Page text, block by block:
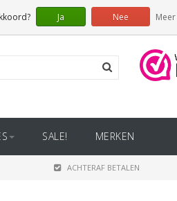
SALE! MERKEN
ACHTERAF BETALEN
Ja Nee